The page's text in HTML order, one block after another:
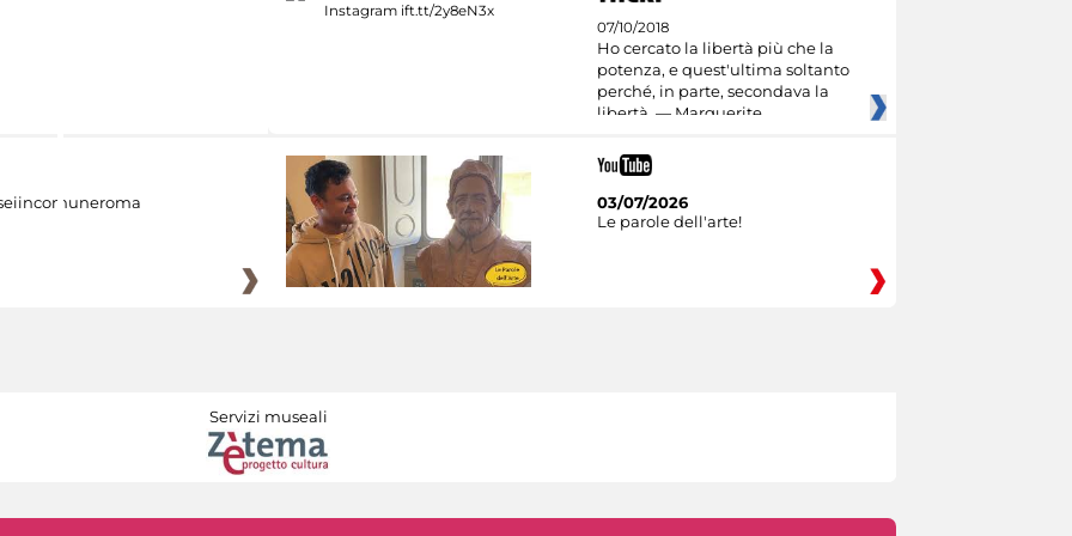
07/10/2018
Ho cercato la libertà più che la
potenza, e quest'ultima soltanto
perché, in parte, secondava la
libertà. — Marguerite
03/07/2026
Le parole dell'arte!
Servizi museali